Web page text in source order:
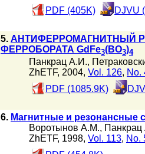
PDF (405K)
DJVU
5. АНТИФЕРРОМАГНИТНЫЙ
ФЕРРОБОРАТА GdFe3(BO3)4
Панкрац А.И.,
ZhETF, 2004, Vol. 126, No.
PDF (1085.9K)
6. Магнитные и резонансные
Воротынов А.М.,
ZhETF, 1998, Vol. 113, No.